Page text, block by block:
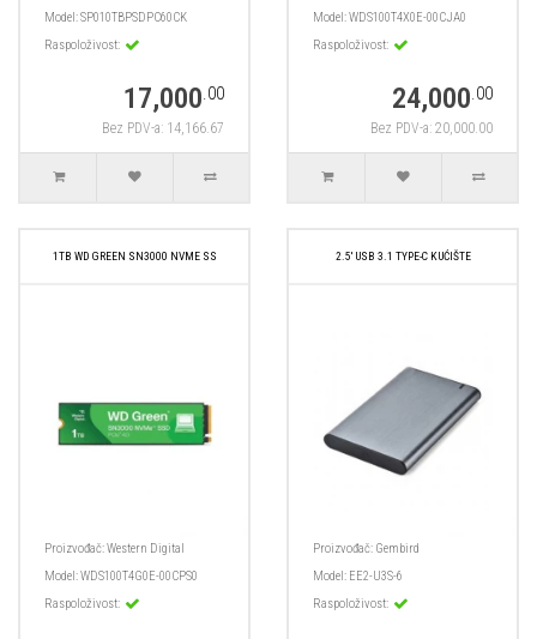
Model:SP010TBPSDPC60CK
Raspoloživost:
17,000.00
Bez PDV-a: 14,166.67
Model:WDS100T4X0E-00CJA0
Raspoloživost:
24,000.00
Bez PDV-a: 20,000.00
1TB WD GREEN SN3000 NVME SS
Proizvođač:Western Digital
Model:WDS100T4G0E-00CPS0
Raspoloživost:
2.5' USB 3.1 TYPE-C KUĆIŠTE
Proizvođač: Gembird
Model: EE2-U3S-6
Raspoloživost: